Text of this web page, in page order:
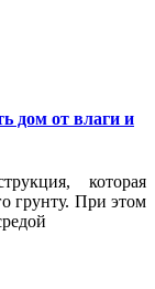
дом от влаги и
которая
грунту. При этом